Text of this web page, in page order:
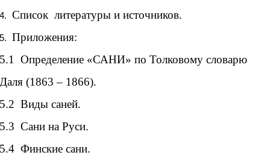
Список литературы и источников.
Приложения:
Определение «САНИ» по Толковому словарю
(1863 – 1866).
Виды саней.
Сани на Руси.
Финские сани.